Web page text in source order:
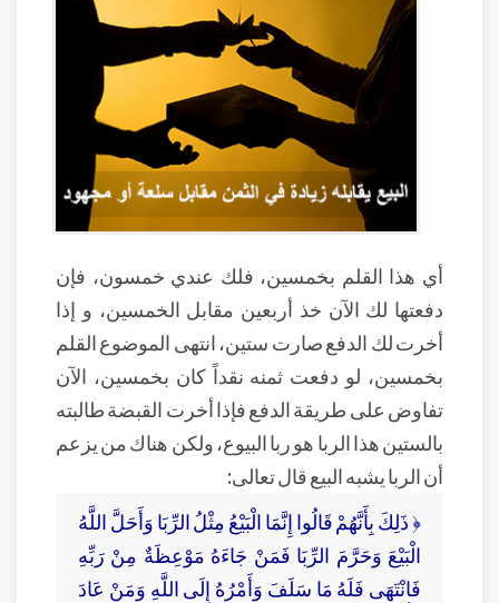
أي هذا القلم بخمسين، فلك عندي خمسون، فإن
دفعتها لك الآن خذ أربعين مقابل الخمسين، و إذا
أخرت لك الدفع صارت ستين، انتهى الموضوع القلم
بخمسين، لو دفعت ثمنه نقداً كان بخمسين، الآن
تفاوض على طريقة الدفع فإذا أخرت القبضة طالبته
بالستين هذا الربا هو ربا البيوع، ولكن هناك من يزعم
أن الربا يشبه البيع قال تعالى:
﴿ ذَلِكَ بِأَنَّهُمْ قَالُوا إِنَّمَا الْبَيْعُ مِثْلُ الرِّبَا وَأَحَلَّ اللَّهُ
الْبَيْعَ وَحَرَّمَ الرِّبَا فَمَنْ جَاءَهُ مَوْعِظَةٌ مِنْ رَبِّهِ
فَانْتَهَى فَلَهُ مَا سَلَفَ وَأَمْرُهُ إِلَى اللَّهِ وَمَنْ عَادَ